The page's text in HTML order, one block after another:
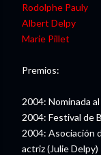
Rodolphe Pauly
Albert Delpy
Marie Pillet
Premios:
2004: Nominada
2004: Festival de
2004: Asociación
actriz (Julie Delpy)